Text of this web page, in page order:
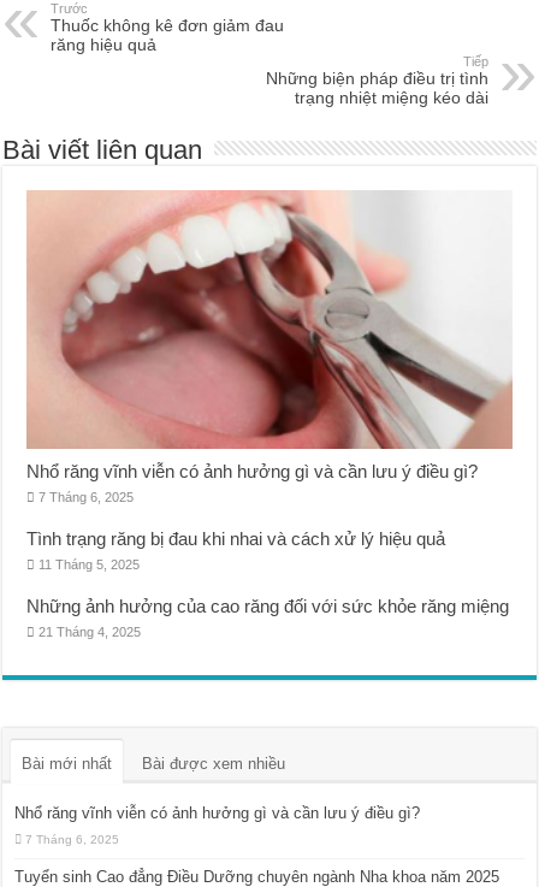
Trước
Thuốc không kê đơn giảm đau
răng hiệu quả
Tiếp
Những biện pháp điều trị tình
trạng nhiệt miệng kéo dài
Bài viết liên quan
Nhổ răng vĩnh viễn có ảnh hưởng gì và cần lưu ý điều gì?
7 Tháng 6, 2025
Tình trạng răng bị đau khi nhai và cách xử lý hiệu quả
11 Tháng 5, 2025
Những ảnh hưởng của cao răng đối với sức khỏe răng miệng
21 Tháng 4, 2025
Bài mới nhất Bài được xem nhiều
Nhổ răng vĩnh viễn có ảnh hưởng gì và cần lưu ý điều gì?
7 Tháng 6, 2025
Tuyển sinh Cao đẳng Điều Dưỡng chuyên ngành Nha khoa năm 2025